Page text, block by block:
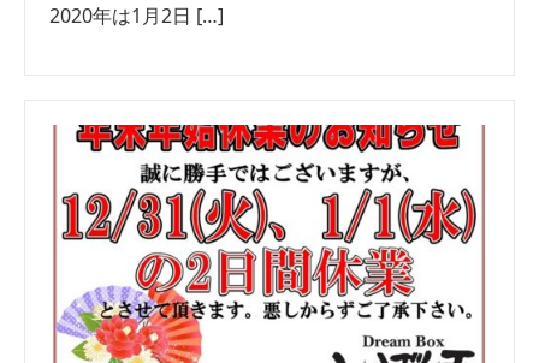
2020年は1月2日 […]